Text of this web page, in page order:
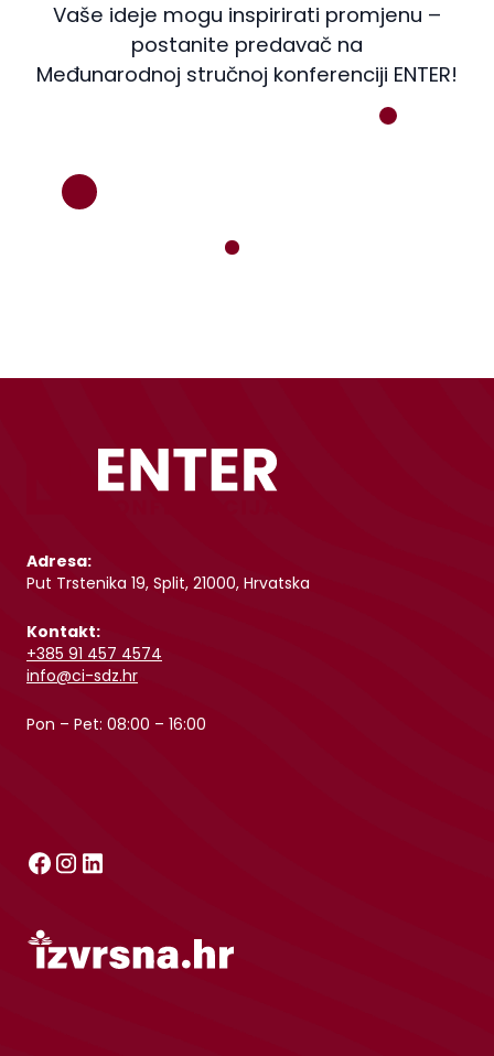
Vaše ideje mogu inspirirati promjenu –
postanite predavač na
Međunarodnoj stručnoj konferenciji ENTER!
Adresa:
Put Trstenika 19, Split, 21000, Hrvatska
Kontakt:
+385 91 457 4574
info@ci-sdz.hr
Pon – Pet: 08:00 – 16:00